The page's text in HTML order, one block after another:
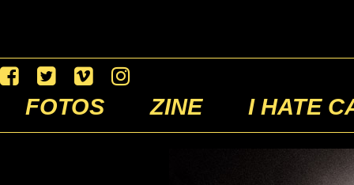
FOTOS ZINE I HATE